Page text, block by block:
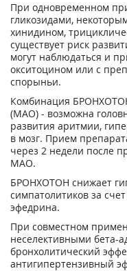
При одновременном
гликозидами,
хинидином,
существует риск
могут наблюдаться и
окситоцином или с
спорыньи.
Комбинация
(МАО) - возможна
развития аритмии,
в мозг. Прием
через 2 недели после
МАО.
БРОНХОТОН снижает
симпатолитиков за
эфедрина.
При совместном
неселективными бета-
бронхолитический
антигипертензивный